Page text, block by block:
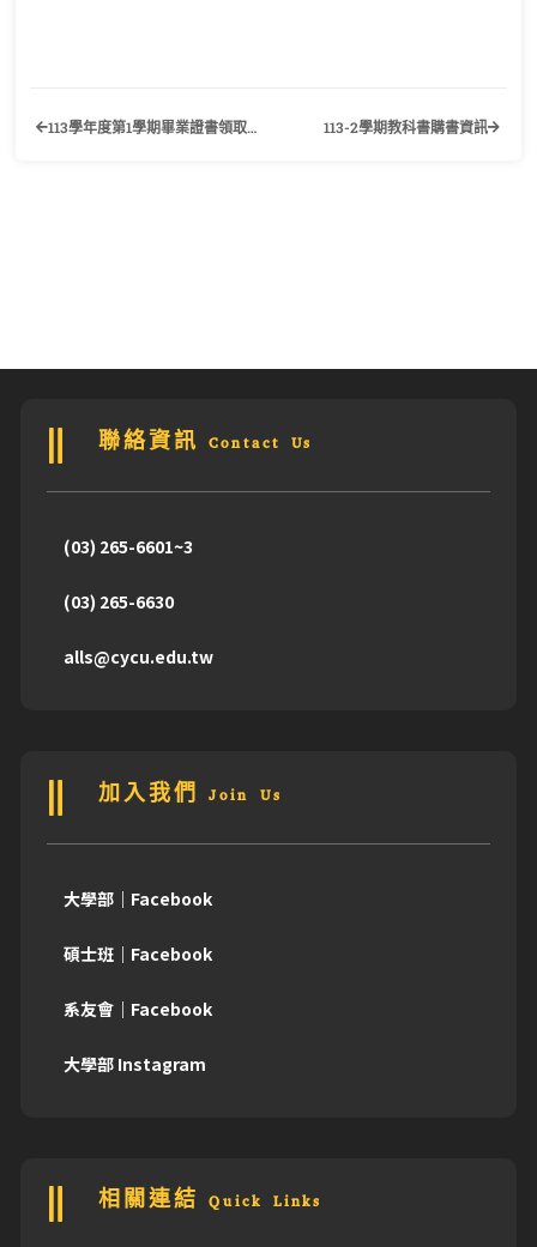
113學年度第1學期畢業證書領取及數位學位證書核發作業公告 113-2學期教科書購書資訊
聯絡資訊 Contact Us
(03) 265-6601~3
(03) 265-6630
alls@cycu.edu.tw
加入我們 Join Us
大學部｜Facebook
碩士班｜Facebook
系友會｜Facebook
大學部 Instagram
相關連結 Quick Links